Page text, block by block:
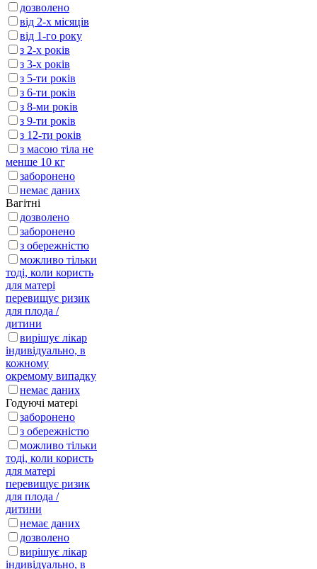
дозволено
від 2-х місяців
від 1-го року
з 2-х років
з 3-х років
з 5-ти років
з 6-ти років
з 8-ми років
з 9-ти років
з 12-ти років
з масою тіла не
менше 10 кг
заборонено
немає даних
Вагітні
дозволено
заборонено
з обережністю
можливо тільки
тоді, коли користь
для матері
перевищує ризик
для плода /
дитини
вирішує лікар
індивідуально, в
кожному
окремому випадку
немає даних
Годуючі матері
заборонено
з обережністю
можливо тільки
тоді, коли користь
для матері
перевищує ризик
для плода /
дитини
немає даних
дозволено
вирішує лікар
індивідуально, в